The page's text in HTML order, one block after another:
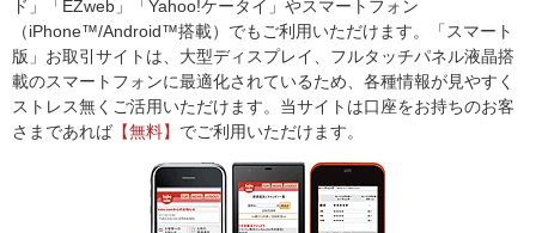
ド」「EZweb」「Yahoo!ケータイ」やスマートフォン
（iPhone™/Android™搭載）でもご利用いただけます。「スマート
版」お取引サイトは、大型ディスプレイ、フルタッチパネル液晶搭
載のスマートフォンに最適化されているため、各種情報が見やすく
ストレス無くご活用いただけます。当サイトは口座をお持ちのお客
さまであれば 【無料】 でご利用いただけます。